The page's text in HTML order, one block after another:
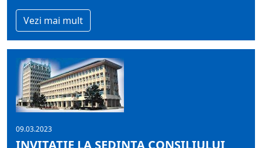
Vezi mai mult
09.03.2023
INVITATIE LA SEDINTA CONSILIULUI